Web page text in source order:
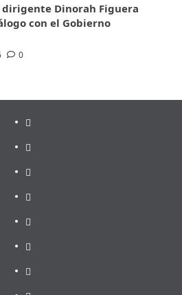
dirigente Dinorah Figuera
con el Gobierno
0